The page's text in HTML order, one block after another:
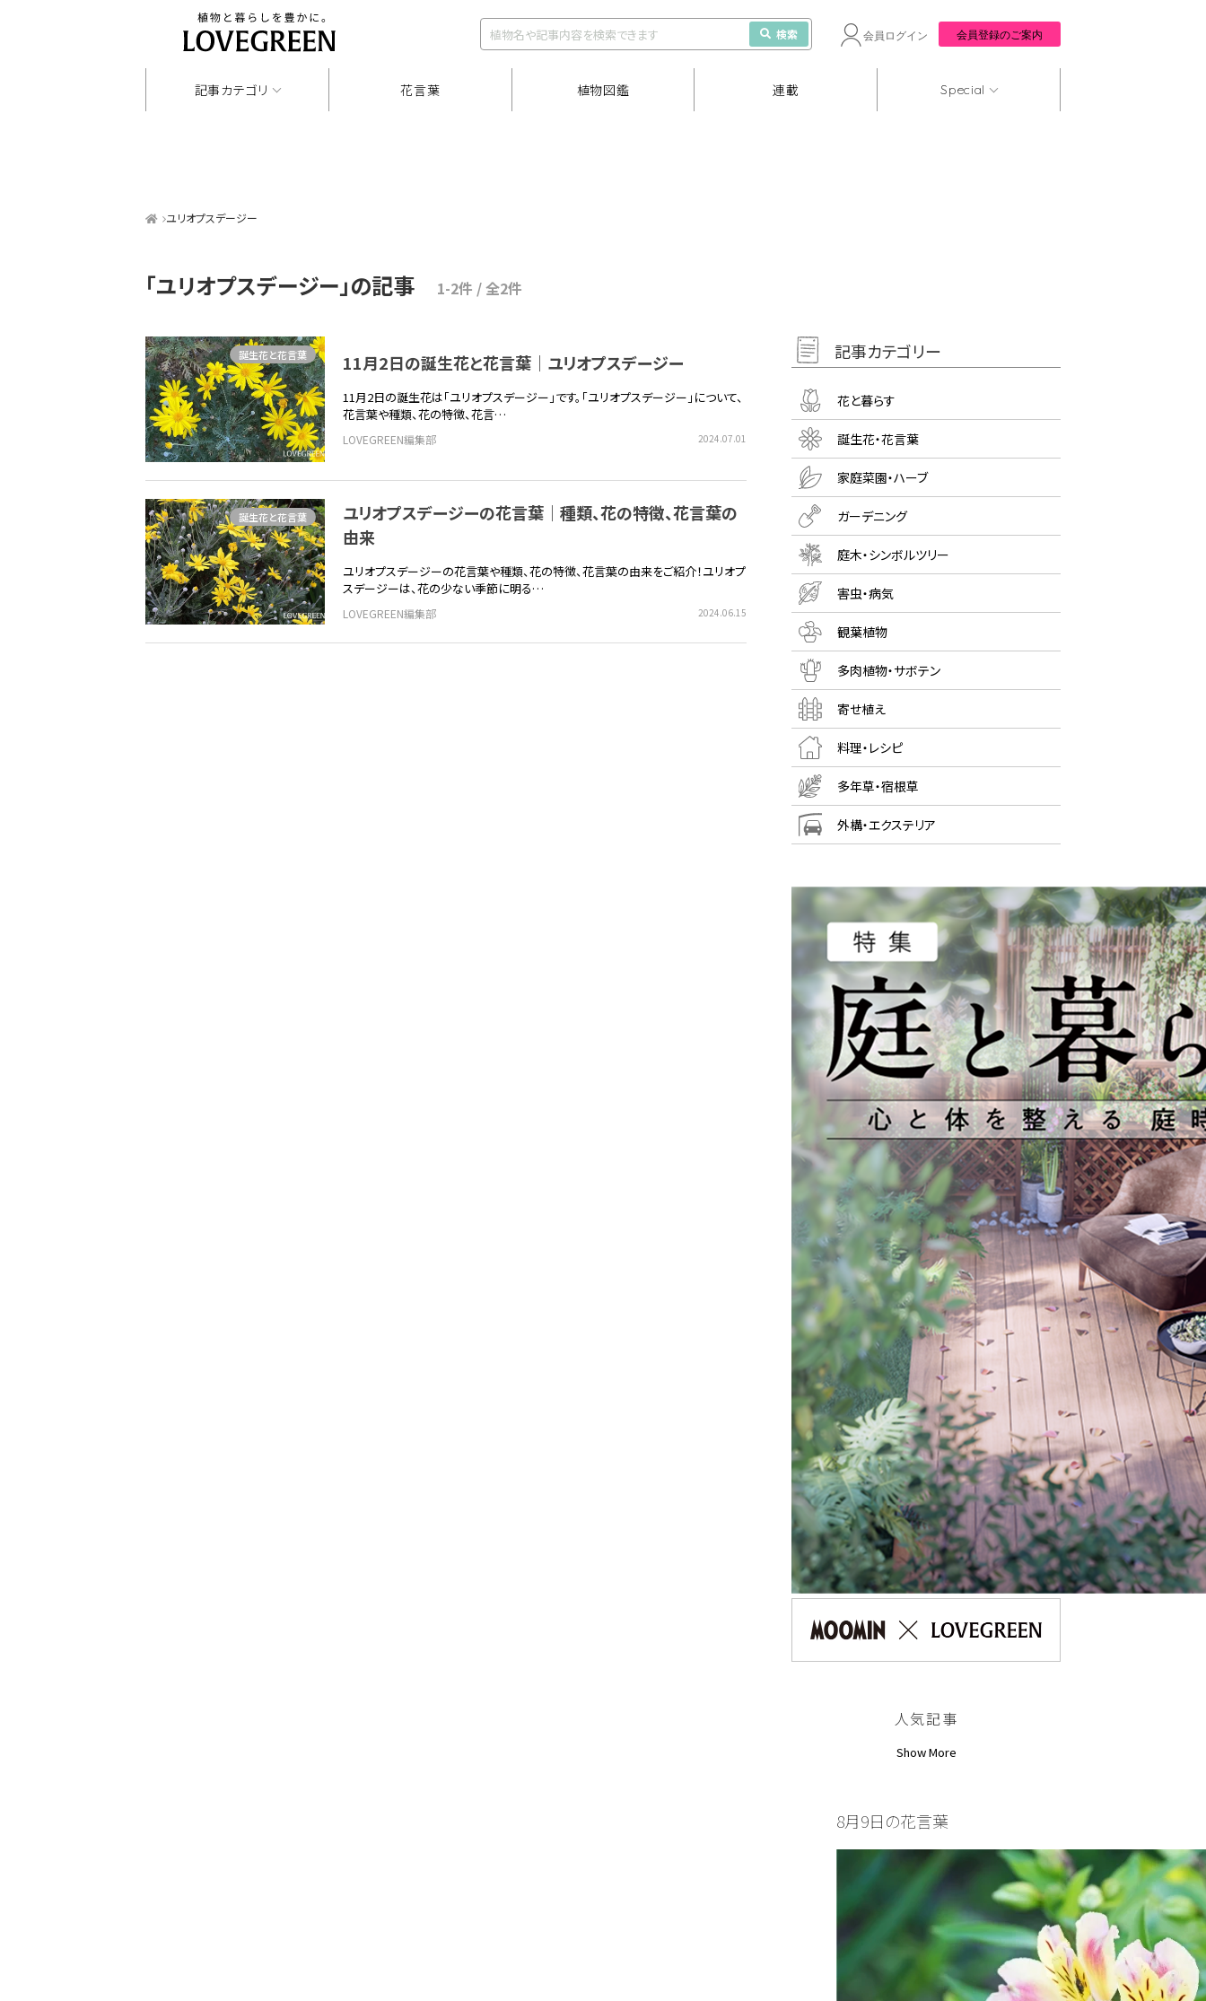
検索 会員ログイン 会員登録のご案内
記事カテゴリ 花言葉 植物図鑑 連載 Special
ユリオプスデージー
「ユリオプスデージー」の記事 1-2件 / 全2件
11月2日の誕生花と花言葉｜ユリオプスデージー
11月2日の誕生花は「ユリオプスデージー」です。「ユリオプスデージー」について、
花言葉や種類、花の特徴、花言…
LOVEGREEN編集部 2024.07.01
誕生花と花言葉
ユリオプスデージーの花言葉｜種類、花の特徴、花言葉の
由来
ユリオプスデージーの花言葉や種類、花の特徴、花言葉の由来をご紹介！ユリオプ
スデージーは、花の少ない季節に明る…
LOVEGREEN編集部 2024.06.15
誕生花と花言葉
記事カテゴリー
花と暮らす
誕生花・花言葉
家庭菜園・ハーブ
ガーデニング
庭木・シンボルツリー
害虫・病気
観葉植物
多肉植物・サボテン
寄せ植え
料理・レシピ
多年草・宿根草
外構・エクステリア
人気記事
Show More
8月9日の花言葉